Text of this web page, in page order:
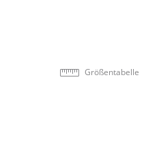
Größentabelle